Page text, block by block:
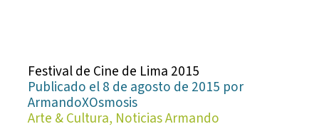
Festival de Cine de Lima 2015
Publicado el 8 de agosto de 2015 por
ArmandoXOsmosis
Arte & Cultura, Noticias Armando